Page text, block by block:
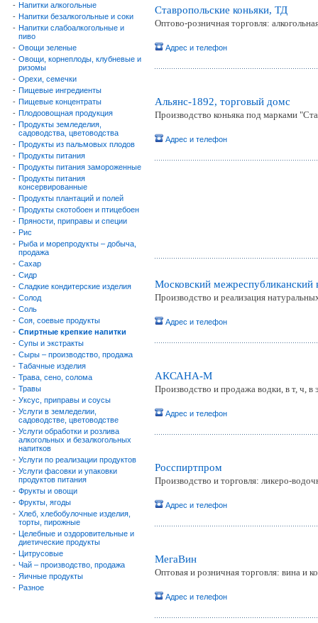
- Напитки алкогольные
- Напитки безалкогольные и соки
- Напитки слабоалкогольные и
пиво
- Овощи зеленые
- Овощи, корнеплоды, клубневые и
ризомы
- Орехи, семечки
- Пищевые ингредиенты
- Пищевые концентраты
- Плодоовощная продукция
- Продукты земледелия,
садоводства, цветоводства
- Продукты из пальмовых плодов
- Продукты питания
- Продукты питания замороженные
- Продукты питания
консервированные
- Продукты плантаций и полей
- Продукты скотобоен и птицебоен
- Пряности, приправы и специи
- Рис
- Рыба и морепродукты – добыча,
продажа
- Сахар
- Сидр
- Сладкие кондитерские изделия
- Солод
- Соль
- Соя, соевые продукты
- Спиртные крепкие напитки
- Супы и экстракты
- Сыры – производство, продажа
- Табачные изделия
- Трава, сено, солома
- Травы
- Уксус, приправы и соусы
- Услуги в земледелии,
садоводстве, цветоводстве
- Услуги обработки и розлива
алкогольных и безалкогольных
напитков
- Услуги по реализации продуктов
- Услуги фасовки и упаковки
продуктов питания
- Фрукты и овощи
- Фрукты, ягоды
- Хлеб, хлебобулочные изделия,
торты, пирожные
- Целебные и оздоровительные и
диетические продукты
- Цитрусовые
- Чай – производство, продажа
- Яичные продукты
- Разное
Ставропольские коньяки, ТД
Оптово-розничная торговля:
Адрес и телефон
Альянс-1892, торговый домc
Производство коньяка под марками
Адрес и телефон
Московский межреспубликанский
Производство и реализация
Адрес и телефон
АКСАНА-М
Производство и продажа водки, в т, ч,
Адрес и телефон
Росспиртпром
Производство и торговля: ликеро-
Адрес и телефон
МегаВин
Оптовая и розничная торговля: вина и
Адрес и телефон